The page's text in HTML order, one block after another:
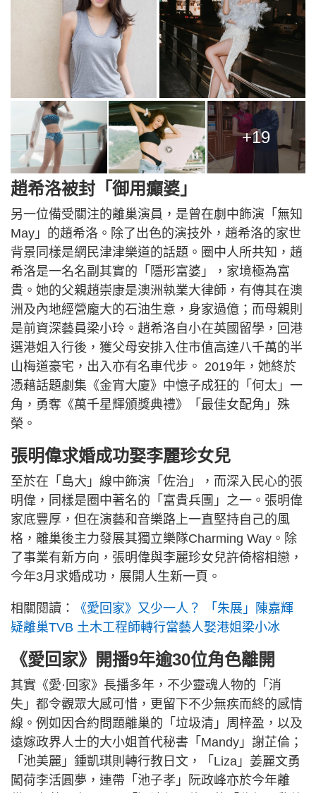
+19
趙希洛被封「御用癲婆」
另一位備受關注的離巢演員，是曾在劇中飾演「無知
May」的趙希洛。除了出色的演技外，趙希洛的家世
背景同樣是網民津津樂道的話題。圈中人所共知，趙
希洛是一名名副其實的「隱形富婆」，家境極為富
貴。她的父親趙崇康是澳洲執業大律師，有傳其在澳
洲及內地經營龐大的石油生意，身家過億；而母親則
是前資深藝員梁小玲。趙希洛自小在英國留學，回港
選港姐入行後，獲父母安排入住市值高達八千萬的半
山梅道豪宅，出入亦有名車代步。 2019年，她終於
憑藉話題劇集《金宵大廈》中憶子成狂的「何太」一
角，勇奪《萬千星輝頒獎典禮》「最佳女配角」殊
榮。
張明偉求婚成功娶李麗珍女兒
至於在「島大」線中飾演「佐治」，而深入民心的張
明偉，同樣是圈中著名的「富貴兵團」之一。張明偉
家底豐厚，但在演藝和音樂路上一直堅持自己的風
格，離巢後主力發展其獨立樂隊Charming Way。除
了事業有新方向，張明偉與李麗珍女兒許倚榕相戀，
今年3月求婚成功，展開人生新一頁。
相關閱讀：
《愛回家》又少一人？ 「朱展」陳嘉輝
疑離巢TVB 土木工程師轉行當藝人娶港姐梁小冰
《愛回家》開播9年逾30位角色離開
其實《愛·回家》長播多年，不少靈魂人物的「消
失」都令觀眾大感可惜，更留下不少無疾而終的感情
線。例如因合約問題離巢的「垃圾清」周梓盈，以及
遠嫁政界人士的大小姐首代秘書「Mandy」謝芷倫；
「池美麗」鍾凱琪則轉行教日文，「Liza」姜麗文勇
闖荷李活圓夢，連帶「池子孝」阮政峰亦於今年離